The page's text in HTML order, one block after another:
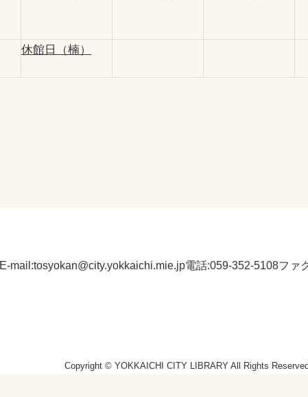
休館日（楠）
E-mail:tosyokan@city.yokkaichi.mie.jp電話:059-352-5108ファ
Copyright © YOKKAICHI CITY LIBRARY All Rights